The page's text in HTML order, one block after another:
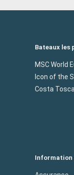
Bateaux les
MSC World
Icon of the
Costa
Information